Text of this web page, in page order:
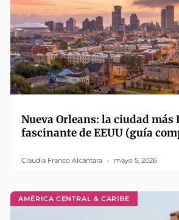
Nueva Orleans: la ciudad más
fascinante de EEUU (guía
Claudia Franco Alcántara mayo 5, 2026
AMÉRICA CENTRAL & CARIBE